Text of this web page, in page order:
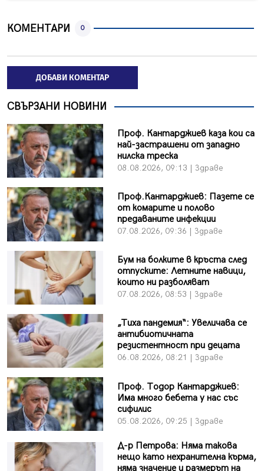
КОМЕНТАРИ 0
ДОБАВИ КОМЕНТАР
СВЪРЗАНИ НОВИНИ
Проф. Кантарджиев каза кои са
най-застрашени от западно
нилска треска
08.08.2026, 09:13 | Здраве
Проф.Кантарджиев: Пазете се
от комарите и полово
предаваните инфекции
07.08.2026, 09:36 | Здраве
Бум на болките в кръста след
отпуските: Летните навици,
които ни разболяват
07.08.2026, 08:53 | Здраве
„Тиха пандемия“: Увеличава се
антибиотичната
резистентност при децата
06.08.2026, 08:21 | Здраве
Проф. Тодор Кантарджиев:
Има много бебета у нас със
сифилис
05.08.2026, 09:25 | Здраве
Д-р Петрова: Няма такова
нещо като нехранителна кърма,
няма значение и размерът на